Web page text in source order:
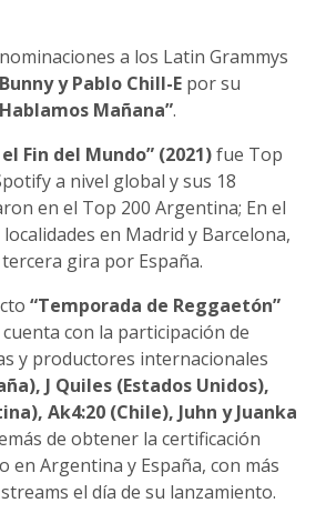
a los Latin Grammys
y Pablo Chill-E por su
Mañana”.
Fin del Mundo” (2021)fue Top
a nivel global y sus 18
en el Top 200 Argentina; En el
en Madrid y Barcelona,
gira por España.
“Temporada de Reggaetón”
con la participación de
y productores internacionales
J Quiles (Estados Unidos),
Ak4:20 (Chile), Juhn y Juanka
de obtener la certificación
en Argentina y España, con más
el día de su lanzamiento.